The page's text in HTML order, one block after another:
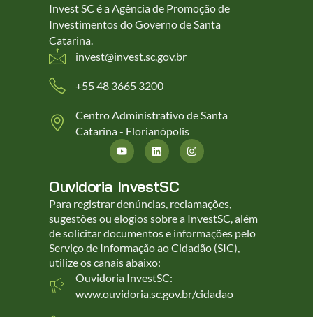
Invest SC é a Agência de Promoção de
Investimentos do Governo de Santa
Catarina.
invest@invest.sc.gov.br
+55 48 3665 3200
Centro Administrativo de Santa
Catarina - Florianópolis
Ouvidoria InvestSC
Para registrar denúncias, reclamações,
sugestões ou elogios sobre a InvestSC, além
de solicitar documentos e informações pelo
Serviço de Informação ao Cidadão (SIC),
utilize os canais abaixo:
Ouvidoria InvestSC:
www.ouvidoria.sc.gov.br/cidadao